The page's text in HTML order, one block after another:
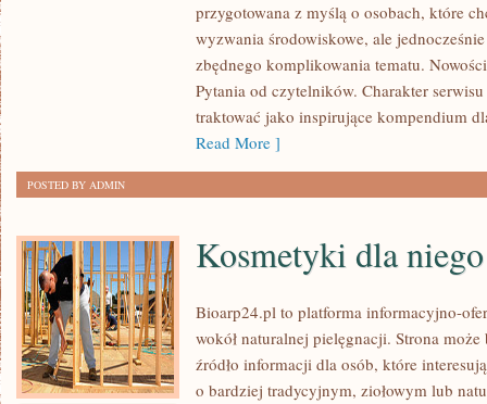
przygotowana z myślą o osobach, które
wyzwania środowiskowe, ale
zbędnego komplikowania tematu.
Pytania od czytelników. Charakter
traktować jako inspirujące kompendium
Read More ]
POSTED BY ADMIN
Kosmetyki dla niego
Bioarp24.pl to platforma informacyjno-
wokół naturalnej pielęgnacji. Strona
źródło informacji dla osób, które
o bardziej tradycyjnym, ziołowym lub